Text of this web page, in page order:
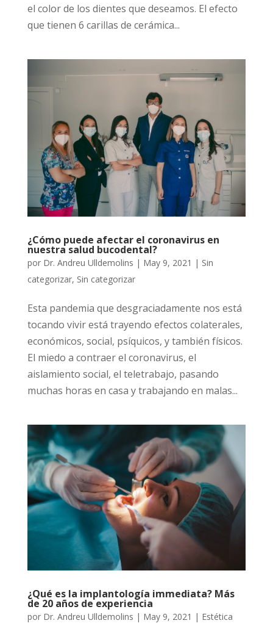
el color de los dientes que deseamos. El efecto
que tienen 6 carillas de cerámica...
¿Cómo puede afectar el coronavirus en
nuestra salud bucodental?
por Dr. Andreu Ulldemolins | May 9, 2021 | Sin
categorizar, Sin categorizar
Esta pandemia que desgraciadamente nos está
tocando vivir está trayendo efectos colaterales,
económicos, social, psíquicos, y también físicos.
El miedo a contraer el coronavirus, el
aislamiento social, el teletrabajo, pasando
muchas horas en casa y trabajando en malas...
¿Qué es la implantología immediata? Más
de 20 años de experiencia
por Dr. Andreu Ulldemolins | May 9, 2021 | Estética